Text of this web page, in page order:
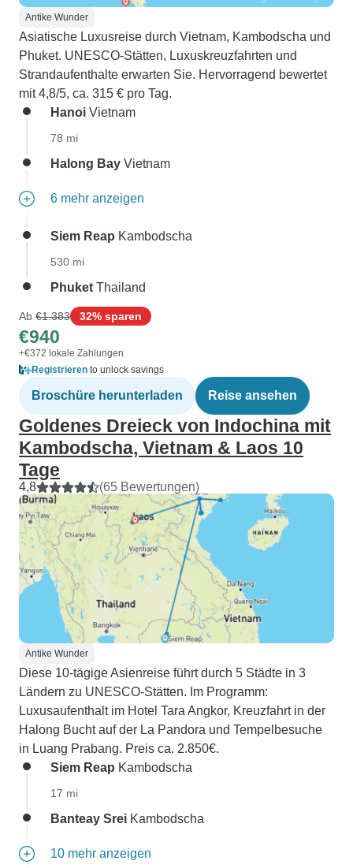
Antike Wunder
Asiatische Luxusreise durch Vietnam, Kambodscha und
Phuket. UNESCO-Stätten, Luxuskreuzfahrten und
Strandaufenthalte erwarten Sie. Hervorragend bewertet
mit 4,8/5, ca. 315 € pro Tag.
Hanoi Vietnam
78 mi
Halong Bay Vietnam
6 mehr anzeigen
Siem Reap Kambodscha
530 mi
Phuket Thailand
Ab €1.383 32% sparen
€940
+€372 lokale Zahlungen
Registrieren to unlock savings
Broschüre herunterladen Reise ansehen
Goldenes Dreieck von Indochina mit
Kambodscha, Vietnam & Laos 10
Tage
4,8 (65 Bewertungen)
Antike Wunder
Diese 10-tägige Asienreise führt durch 5 Städte in 3
Ländern zu UNESCO-Stätten. Im Programm:
Luxusaufenthalt im Hotel Tara Angkor, Kreuzfahrt in der
Halong Bucht auf der La Pandora und Tempelbesuche
in Luang Prabang. Preis ca. 2.850€.
Siem Reap Kambodscha
17 mi
Banteay Srei Kambodscha
10 mehr anzeigen